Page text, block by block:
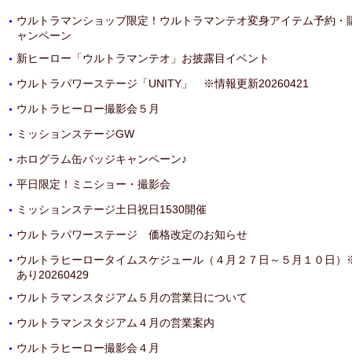
・ ウルトラマンショップ限定！ウルトラマンテオ変身アイテム予約・
ャンペーン
・ 新ヒーロー「ウルトラマンテオ」お披露目イベント
・ ウルトラパワーステージ「UNITY」 ※情報更新20260421
・ ウルトラヒーロー撮影会５月
・ ミッションステージGW
・ ホログラム缶バッジキャンペーン♪
・ 平日限定！ミニショー・撮影会
・ ミッションステージ土日祝日1530開催
・ ウルトラパワーステージ 価格改定のお知らせ
・ ウルトラヒーロータイムスケジュール（４月２７日～５月１０日
あり20260429
・ ウルトラマンスタジアム５月の営業日について
・ ウルトラマンスタジアム４月の営業案内
・ ウルトラヒーロー撮影会４月